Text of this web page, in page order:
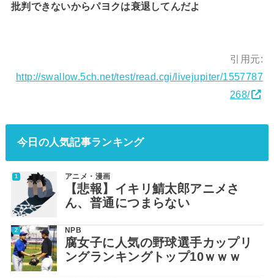
批判できないからパヨクは衰退してんだよ
引用元:
http://swallow.5ch.net/test/read.cgi/livejupiter/1557787
268/
今日の人気記事ランキング
アニメ・漫画
【悲報】イキリ鯖太郎アニメさ
ん、普通につまらない
NPB
腐女子に人気の野球選手カップリ
ングランキングトップ10ｗｗｗ